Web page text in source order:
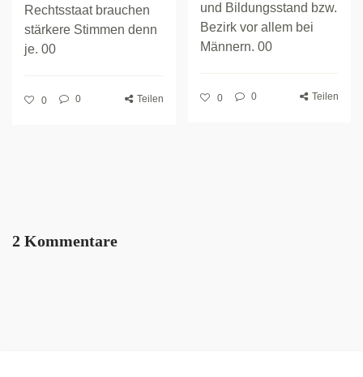
Rechtsstaat brauchen
stärkere Stimmen denn
je. 00
0 0 Teilen
und Bildungsstand bzw.
Bezirk vor allem bei
Männern. 00
0 0 Teilen
2 Kommentare